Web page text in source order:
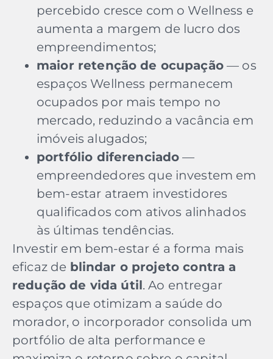
percebido cresce com o Wellness e
aumenta a margem de lucro dos
empreendimentos;
maior retenção de ocupação— os
espaços Wellness permanecem
ocupados por mais tempo no
mercado, reduzindo a vacância em
imóveis alugados;
portfólio diferenciado —
empreendedores que investem em
bem-estar atraem investidores
qualificados com ativos alinhados
às últimas tendências.
Investir em bem-estar é a forma mais
eficaz de blindar o projeto contra a
redução de vida útil. Ao entregar
espaços que otimizam a saúde do
morador, o incorporador consolida um
portfólio de alta performance e